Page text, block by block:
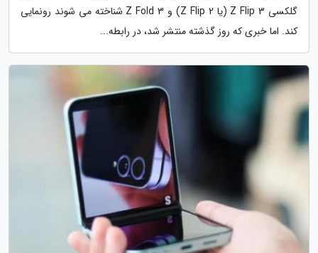
گلکسی Z Flip 3 (یا Z Flip 2) و Z Fold 3 شناخته می شوند رونمایی
کند. اما خبری که روز گذشته منتشر شد، در رابطه...